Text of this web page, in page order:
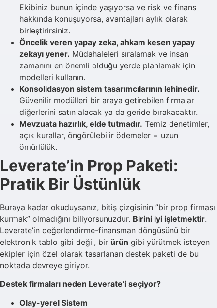
Ekibiniz bunun içinde yaşıyorsa ve risk ve finans
hakkında konuşuyorsa, avantajları aylık olarak
birleştirirsiniz.
Öncelik veren yapay zeka, ahkam kesen yapay
zekayı yener. Müdahaleleri sıralamak ve insan
zamanını en önemli olduğu yerde planlamak için
modelleri kullanın.
Konsolidasyon sistem tasarımcılarının lehinedir.
Güvenilir modülleri bir araya getirebilen firmalar
diğerlerini satın alacak ya da geride bırakacaktır.
Mevzuata hazırlık, elde tutmadır. Temiz denetimler,
açık kurallar, öngörülebilir ödemeler = uzun
ömürlülük.
Leverate’in Prop Paketi:
Pratik Bir Üstünlük
Buraya kadar okuduysanız, bitiş çizgisinin ”bir prop firması
kurmak” olmadığını biliyorsunuzdur. Birini iyi işletmektir.
Leverate’in değerlendirme-finansman döngüsünü bir
elektronik tablo gibi değil, bir ürün gibi yürütmek isteyen
ekipler için özel olarak tasarlanan destek paketi de bu
noktada devreye giriyor.
Destek firmaları neden Leverate’i seçiyor?
Olay-yerel Sistem